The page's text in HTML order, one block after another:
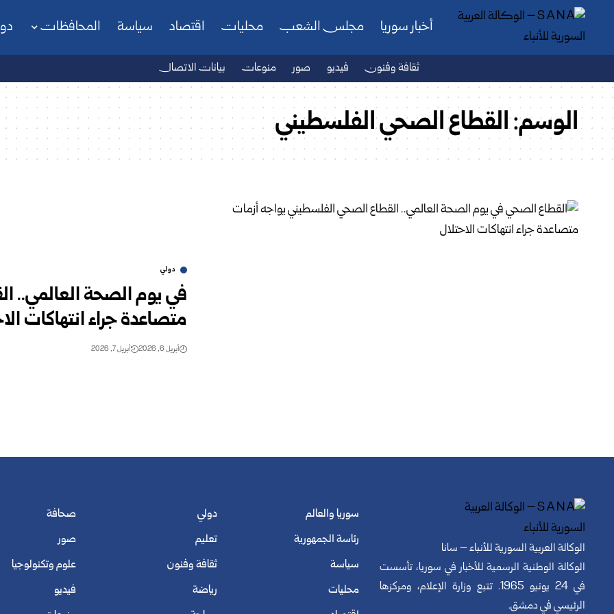
أخبار سوريا مجلس الشعب محليات اقتصاد سياسة المحافظات
ثقافة وفنون فيديو صور منوعات بيانات الاتصال
الوسم:القطاع الصحي الفلسطيني
دولي
في يوم الصحة العالمي..
متصاعدة جراء انتهاكات
أبريل 6, 2026 أبريل 7, 2026
الوكالة العربية السورية للأنباء – سانا
الوكالة الوطنية الرسمية للأخبار في سوريا، تأسست
في 24 يونيو 1965. تتبع وزارة الإعلام، ومركزها
الرئيسي في دمشق.
سوريا والعالم
رئاسة الجمهورية
سياسة
محليات
دولي
تعليم
ثقافة وفنون
رياضة
صحافة
صور
علوم وتكنولوجيا
فيديو